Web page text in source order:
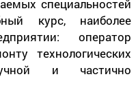
специальностей
курс, наиболее
оператор
технологических
и частично